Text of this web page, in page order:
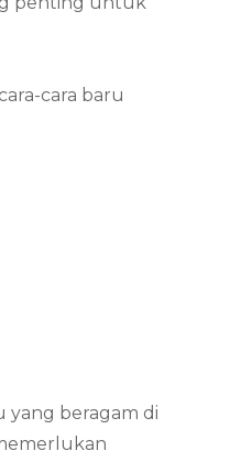
cara baru
yang beragam di